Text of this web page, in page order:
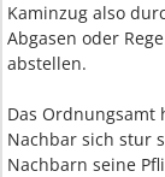
Kaminzug also
Abgasen oder
abstellen.
Das Ordnungsamt
Nachbar sich stur
Nachbarn seine